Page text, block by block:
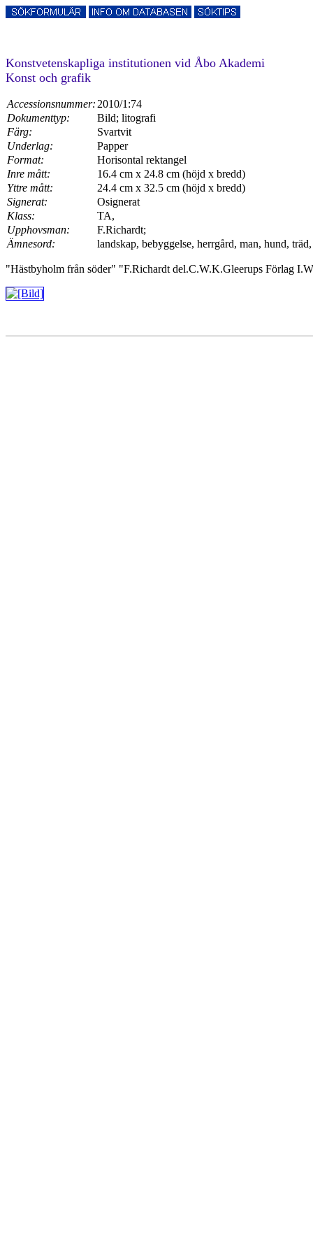
Konstvetenskapliga institutionen vid Åbo Akademi
Konst och grafik
Accessionsnummer: 2010/1:74
Dokumenttyp:
Bild; litografi
Färg:
Svartvit
Underlag:
Papper
Format:
Horisontal rektangel
Inre mått:
16.4 cm x 24.8 cm (höjd x bredd)
Yttre mått:
24.4 cm x 32.5 cm (höjd x bredd)
Signerat:
Osignerat
Klass:
TA,
Upphovsman:
F.Richardt;
Ämnesord:
landskap, bebyggelse, herrgård, man, hund, träd,
"Hästbyholm från söder" "F.Richardt del.C.W.K.Gleerups Förlag